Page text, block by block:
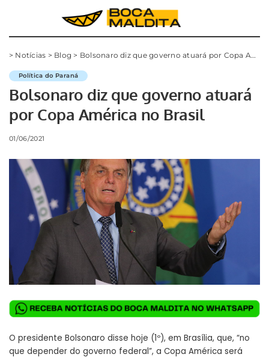
> Notícias > Blog > Bolsonaro diz que governo atuará por Copa América no Brasil
Política do Paraná
Bolsonaro diz que governo atuará
por Copa América no Brasil
01/06/2021
O presidente Bolsonaro disse hoje (1º), em Brasília, que, “no
que depender do governo federal”, a Copa América será